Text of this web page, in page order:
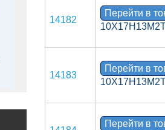
14182
Перейти в
14183
Перейти в
Перейти в